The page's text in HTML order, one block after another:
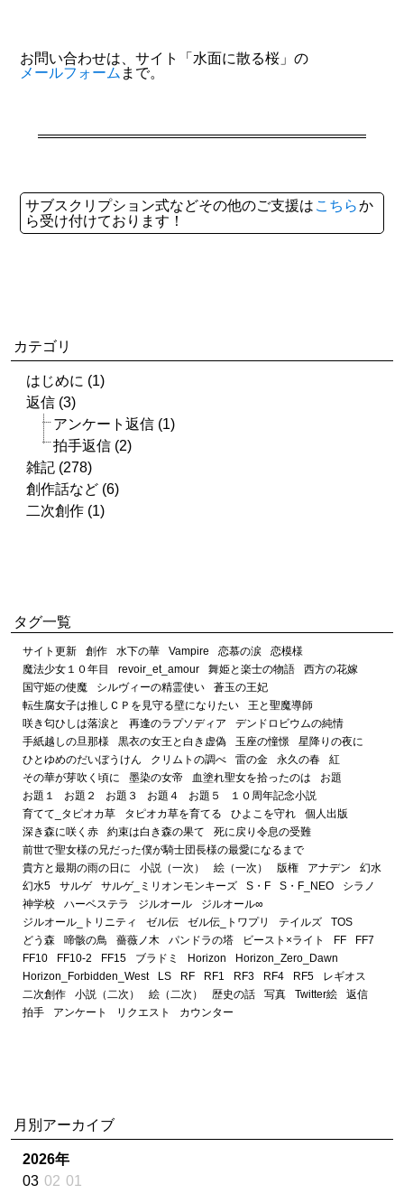
お問い合わせは、サイト「水面に散る桜」の
メールフォーム まで。
サブスクリプション式などその他のご支援は こちらか
ら受け付けております！
カテゴリ
はじめに (1)
返信 (3)
アンケート返信 (1)
拍手返信 (2)
雑記 (278)
創作話など (6)
二次創作 (1)
タグ一覧
サイト更新 創作 水下の華 Vampire 恋慕の涙
恋模様
魔法少女１０年目
revoir_et_amour 舞姫と楽士の物語
西方の花嫁
国守姫の使魔
シルヴィーの精霊使い
蒼玉の王妃
転生腐女子は推しＣＰを見守る壁になりたい
王と聖魔導師
咲き匂ひしは落涙と
再逢のラプソディア
デンドロビウムの純情
手紙越しの旦那様
黒衣の女王と白き虚偽 玉座の憧憬
星降りの夜に
ひとゆめのだいぼうけん
クリムトの調べ 雷の金 永久の春
紅
その華が芽吹く頃に
墨染の女帝 血塗れ聖女を拾ったのは
お題
お題１
お題２ お題３ お題４ お題５
１０周年記念小説
育てて_タピオカ草
タピオカ草を育てる ひよこを守れ
個人出版
深き森に咲く赤
約束は白き森の果て
死に戻り令息の受難
前世で聖女様の兄だった僕が騎士団長様の最愛になるまで
貴方と最期の雨の日に
小説（一次） 絵（一次） 版権 アナデン
幻水
幻水5
サルゲ サルゲ_ミリオンモンキーズ S・F S・F_NEO
シラノ
神学校
ハーベステラ ジルオール
ジルオール∞
ジルオール_トリニティ
ゼル伝 ゼル伝_トワプリ テイルズ
TOS
どう森
啼骸の鳥 薔薇ノ木 パンドラの塔 ビースト×ライト FF
FF7
FF10
FF10-2 FF15 ブラドミ Horizon
Horizon_Zero_Dawn
Horizon_Forbidden_West
LS RF RF1 RF3 RF4 RF5
レギオス
二次創作
小説（二次） 絵（二次） 歴史の話 写真 Twitter絵
返信
拍手
アンケート リクエスト カウンター
月別アーカイブ
2026年
03 02 01